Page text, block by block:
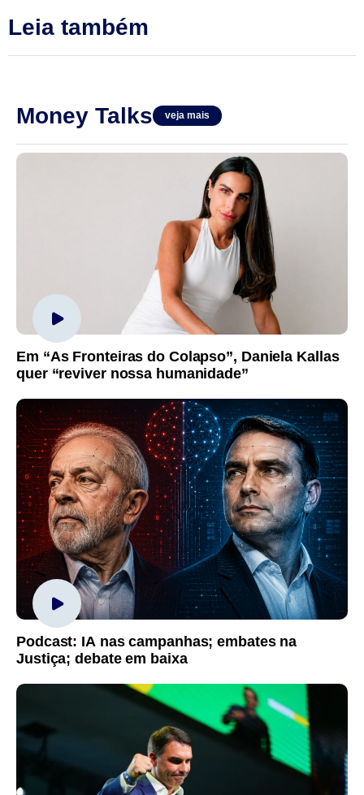
Leia também
Money Talks veja mais
Em “As Fronteiras do Colapso”, Daniela Kallas
quer “reviver nossa humanidade”
Podcast: IA nas campanhas; embates na
Justiça; debate em baixa